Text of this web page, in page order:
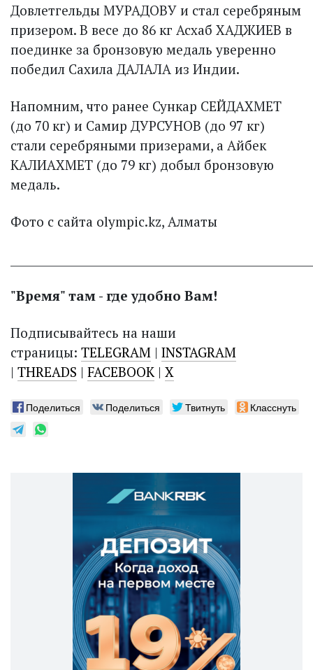
Довлетгельды МУРАДОВУ и стал серебряным
призером. В весе до 86 кг Асхаб ХАДЖИЕВ в
поединке за бронзовую медаль уверенно
победил Сахила ДАЛАЛА из Индии.
Напомним, что ранее Сункар СЕЙДАХМЕТ
(до 70 кг) и Самир ДУРСУНОВ (до 97 кг)
стали серебряными призерами, а Айбек
КАЛИАХМЕТ (до 79 кг) добыл бронзовую
медаль.
Фото с сайта olympic.kz, Алматы
"Время" там - где удобно Вам!
Подписывайтесь на наши
страницы: TELEGRAM | INSTAGRAM
| THREADS | FACEBOOK | X
Поделиться Поделиться Твитнуть Класснуть